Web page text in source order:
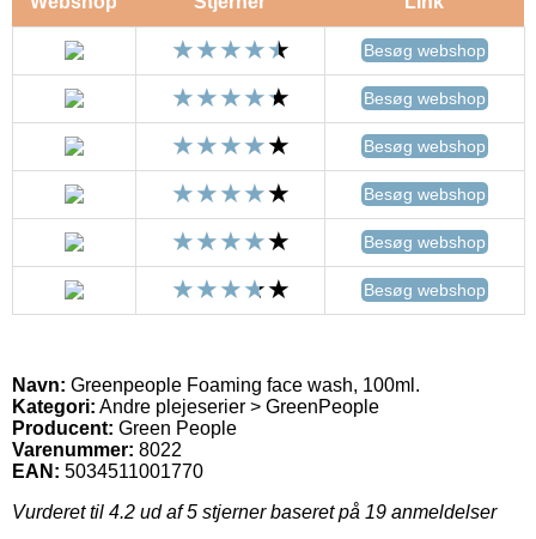
Besøg webshop
Besøg webshop
Besøg webshop
Besøg webshop
Besøg webshop
Besøg webshop
Navn: Greenpeople Foaming face wash, 100ml.
Kategori: Andre plejeserier > GreenPeople
Producent: Green People
Varenummer: 8022
EAN: 5034511001770
Vurderet til 4.2 ud af 5 stjerner baseret på 19 anmeldelser